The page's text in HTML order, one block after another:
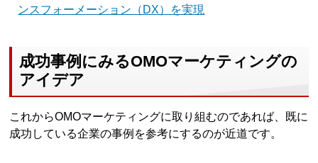
ンスフォーメーション（DX）を実現
成功事例にみるOMOマーケティングの
アイデア
これからOMOマーケティングに取り組むのであれば、既に
成功している企業の事例を参考にするのが近道です。